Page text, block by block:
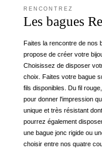
RENCONTREZ
Les bagues
Faites la rencontre de nos
propose de créer votre
Choisissez de disposer
choix. Faites votre bague
fils disponibles. Du fil
pour donner l'impression
unique et très résistant
pourrez également
une bague jonc rigide ou
choisir entre nos quatre